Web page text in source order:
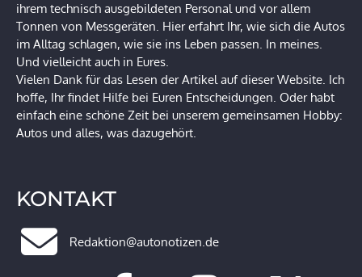
ihrem technisch ausgebildeten Personal und vor allem
Tonnen von Messgeräten. Hier erfahrt Ihr, wie sich die Autos
im Alltag schlagen, wie sie ins Leben passen. In meines.
Und vielleicht auch in Eures.
Vielen Dank für das Lesen der Artikel auf dieser Website. Ich
hoffe, Ihr findet Hilfe bei Euren Entscheidungen. Oder habt
einfach eine schöne Zeit bei unserem gemeinsamen Hobby:
Autos und alles, was dazugehört.
KONTAKT
Redaktion@autonotizen.de